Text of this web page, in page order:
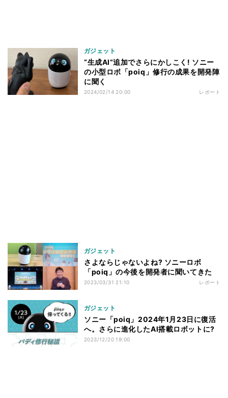
ガジェット
“生成AI”追加でさらにかしこく! ソニー
の小型ロボ「poiq」修行の成果を開発陣
に聞く
2024/02/14 20:00 レポート
ガジェット
さよならじゃないよね? ソニーロボ
「poiq」の今後を開発者に聞いてきた
2023/03/31 21:10 レポート
ガジェット
ソニー「poiq」2024年1月23日に復活
へ。さらに進化したAI搭載ロボットに?
2023/12/20 19:00